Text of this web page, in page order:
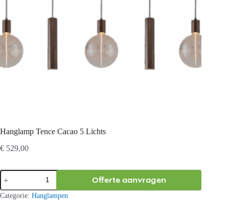
Hanglamp Tence Cacao 5 Lichts
€ 529,00
Hanglamp
Tence
Cacao
5
Offerte aanvragen
Categorie: Hanglampen